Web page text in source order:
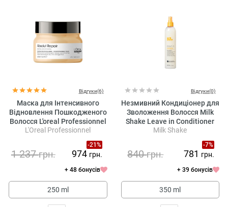
Відгуки(6)
Маска для Інтенсивного
Відновлення Пошкодженого
Волосся L'oreal Professionnel
Serie Expert Absolut Repair
Gold Quinoa + Protein Mask
L'Oreal Professionnel
-21%
1 237грн. 974 грн.
+ 48 бонусів
250 ml
Відгуки(0)
Незмивний Кондиціонер для
Зволоження Волосся Milk
Shake Leave in Conditioner
Milk Shake
-7%
840грн. 781 грн.
+ 39 бонусів
350 ml